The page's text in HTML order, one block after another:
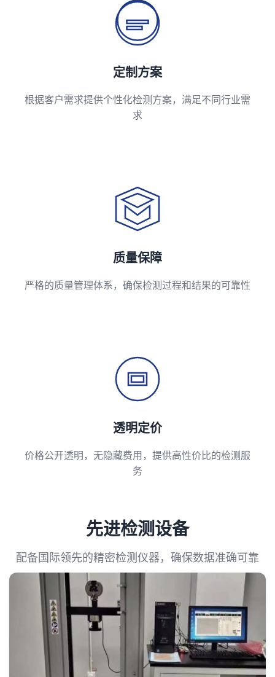
定制方案
根据客户需求提供个性化检测方案，满足不同行业需
求
质量保障
严格的质量管理体系，确保检测过程和结果的可靠性
透明定价
价格公开透明，无隐藏费用，提供高性价比的检测服
务
先进检测设备
配备国际领先的精密检测仪器，确保数据准确可靠